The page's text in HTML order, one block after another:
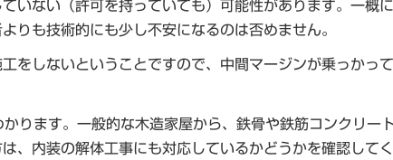
いない（許可を持っていても）可能性があります。一概
りも技術的にも少し不安になるのは否めません。
をしないということですので、中間マージンが乗っかっ
ります。一般的な木造家屋から、鉄骨や鉄筋コンクリー
、内装の解体工事にも対応しているかどうかを確認して